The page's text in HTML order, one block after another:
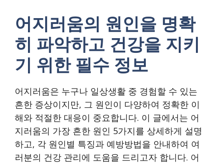
어지러움의 원인을 명확
히 파악하고 건강을 지키
기 위한 필수 정보
어지러움은 누구나 일상생활 중 경험할 수 있는
흔한 증상이지만, 그 원인이 다양하여 정확한 이
해와 적절한 대응이 중요합니다. 이 글에서는 어
지러움의 가장 흔한 원인 5가지를 상세하게 설명
하고, 각 원인별 특징과 예방방법을 안내하여 여
러분의 건강 관리에 도움을 드리고자 합니다. 어